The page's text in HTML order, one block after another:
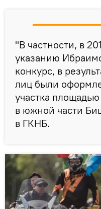
"В частности, в
указанию
конкурс, в
лиц были
участка
в южной части
в ГКНБ.